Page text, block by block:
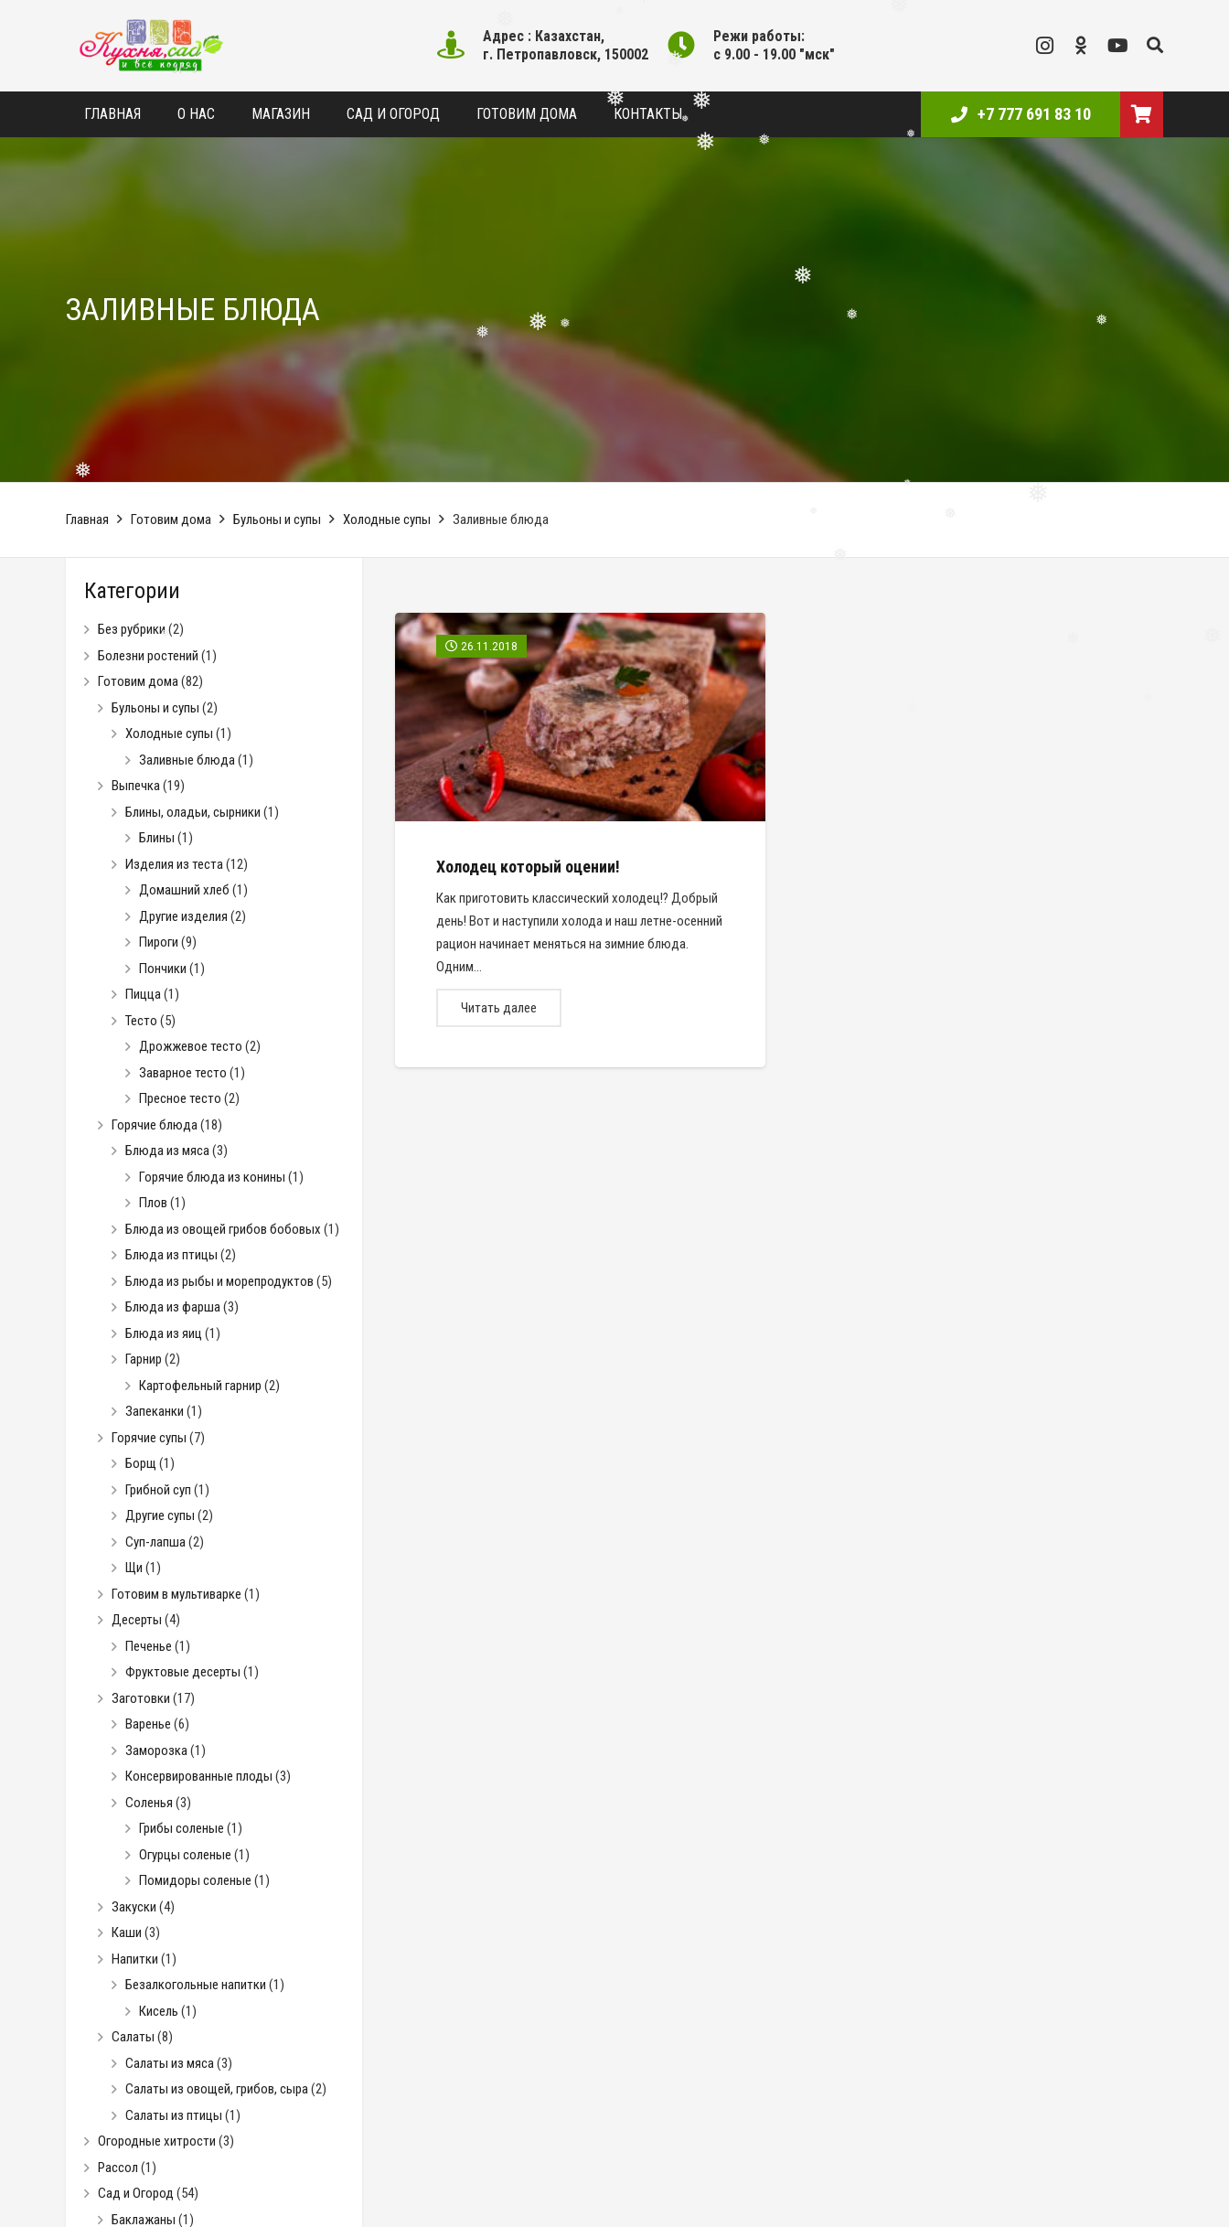
❅
❅
❅ ❅ ❅
Адрес : Казахстан,
г. Петропавловск, 150002
Режи работы:
с 9.00 - 19.00 "мск"
ГЛАВНАЯ О НАС МАГАЗИН САД И ОГОРОД ГОТОВИМ ДОМА КОНТАКТЫ +7 777 691 83 10
ЗАЛИВНЫЕ БЛЮДА
Главная Готовим дома Бульоны и супы Холодные супы Заливные блюда
26.11.2018
Холодец который оцении!
Как приготовить классический холодец!? Добрый
день! Вот и наступили холода и наш летне-осенний
рацион начинает меняться на зимние блюда.
Одним…
Читать далее
Категории
Без рубрики (2)
Болезни ростений (1)
Готовим дома(82)
Бульоны и супы (2)
Холодные супы (1)
Заливные блюда (1)
Выпечка(19)
Блины, оладьи, сырники (1)
Блины (1)
Изделия из теста (12)
Домашний хлеб (1)
Другие изделия (2)
Пироги (9)
Пончики (1)
Пицца(1)
Тесто (5)
Дрожжевое тесто (2)
Заварное тесто (1)
Пресное тесто (2)
Горячие блюда (18)
Блюда из мяса(3)
Горячие блюда из конины (1)
Плов (1)
Блюда из овощей грибов бобовых (1)
Блюда из птицы (2)
Блюда из рыбы и морепродуктов (5)
Блюда из фарша(3)
Блюда из яиц (1)
Гарнир (2)
Картофельный гарнир (2)
Запеканки (1)
Горячие супы (7)
Борщ (1)
Грибной суп (1)
Другие супы (2)
Суп-лапша (2)
Щи (1)
Готовим в мультиварке (1)
Десерты (4)
Печенье (1)
Фруктовые десерты (1)
Заготовки (17)
Варенье (6)
Заморозка (1)
Консервированные плоды (3)
Соленья (3)
Грибы соленые (1)
Огурцы соленые (1)
Помидоры соленые (1)
Закуски (4)
Каши (3)
Напитки (1)
Безалкогольные напитки (1)
Кисель (1)
Салаты (8)
Салаты из мяса (3)
Салаты из овощей, грибов, сыра(2)
Салаты из птицы (1)
Огородные хитрости (3)
Рассол (1)
Сад и Огород (54)
Баклажаны (1)